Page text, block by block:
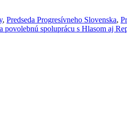
, Predseda Progresívneho Slovenska,
povolebnú spoluprácu s Hlasom aj